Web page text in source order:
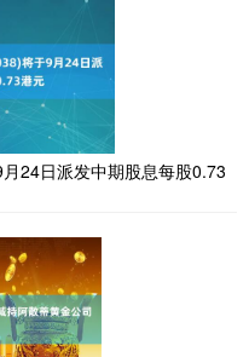
24日派发中期股息每股0.73